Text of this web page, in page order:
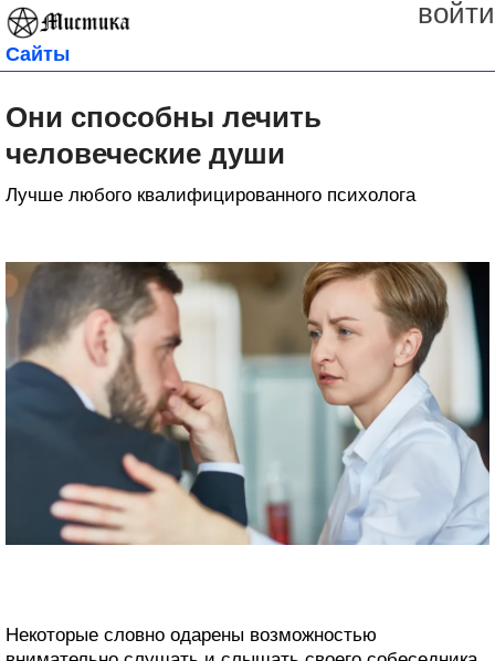
войти
Сайты
Они способны лечить
человеческие души
Лучше любого квалифицированного психолога
Некоторые словно одарены возможностью